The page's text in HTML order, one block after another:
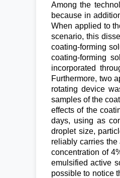
Among the
because in
When applied to
scenario, this
coating-forming
coating-forming
incorporated
Furthermore, two
rotating device
samples of the
effects of the
days, using as
droplet size,
reliably carries
concentration of
emulsified active
possible to notice